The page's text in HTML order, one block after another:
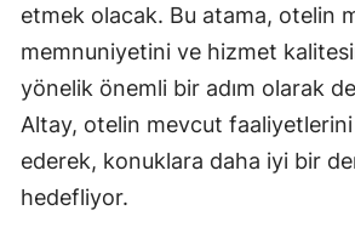
etmek olacak. Bu atama, otelin
memnuniyetini ve hizmet
yönelik önemli bir adım olarak
Altay, otelin mevcut
ederek, konuklara daha iyi bir
hedefliyor.